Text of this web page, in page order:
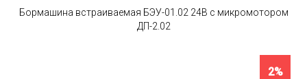
Бормашина встраиваемая БЭУ-01.02 24В с микромотором
ДП-2.02
2%